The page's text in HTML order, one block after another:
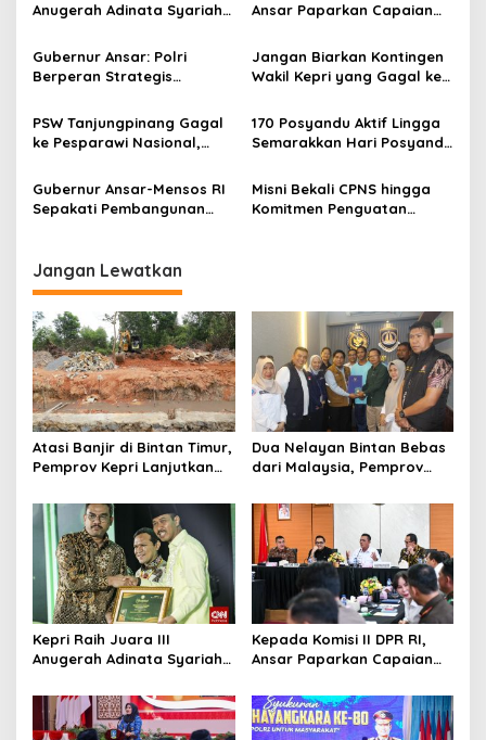
p
o
s
Anugerah Adinata Syariah
Syariah
Ansar Paparkan Capaian
Gubernur Ansar: Polri
Berperan Strategis
Iklim Investasi di Kepri
Jangan Biarkan Kontingen
Wakil Kepri yang Gagal ke
Menjadi Korban yang
Terlupakan
PSW Tanjungpinang Gagal
ke Pesparawi Nasional,
Kandas di Bandara
170 Posyandu Aktif Lingga
Semarakkan Hari Posyandu
Penyumbang Terbesar di
Kepri
Gubernur Ansar-Mensos RI
Sepakati Pembangunan
Misni Bekali CPNS hingga
Komitmen Penguatan
Jangan Lewatkan
Atasi Banjir di Bintan Timur,
Pemprov Kepri Lanjutkan
di Kampung Purwodadi
Dua Nelayan Bintan Bebas
dari Malaysia, Pemprov
ke Tanah Air
Kepri Raih Juara III
Anugerah Adinata Syariah
Syariah
Kepada Komisi II DPR RI,
Ansar Paparkan Capaian